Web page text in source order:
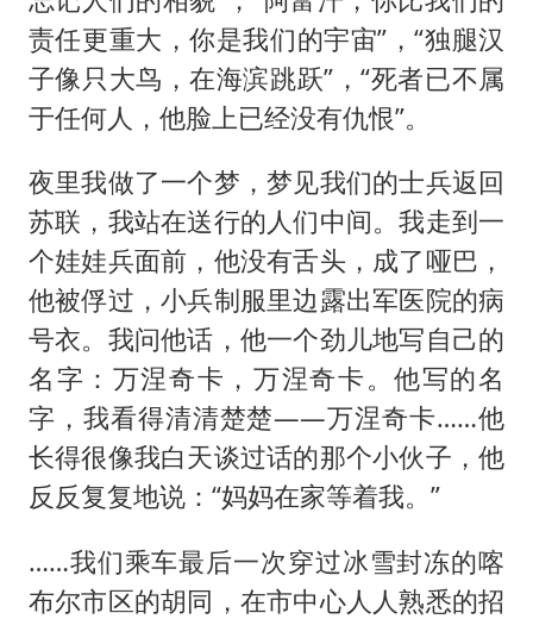
责任更重大，你是我们的宇宙”，“独腿汉
子像只大鸟，在海滨跳跃”，“死者已不属
于任何人，他脸上已经没有仇恨”。
夜里我做了一个梦，梦见我们的士兵返回
苏联，我站在送行的人们中间。我走到一
个娃娃兵面前，他没有舌头，成了哑巴，
他被俘过，小兵制服里边露出军医院的病
号衣。我问他话，他一个劲儿地写自己的
名字：万涅奇卡，万涅奇卡。他写的名
字，我看得清清楚楚——万涅奇卡……他
长得很像我白天谈过话的那个小伙子，他
反反复复地说：“妈妈在家等着我。”
……我们乘车最后一次穿过冰雪封冻的喀
布尔市区的胡同，在市中心人人熟悉的招